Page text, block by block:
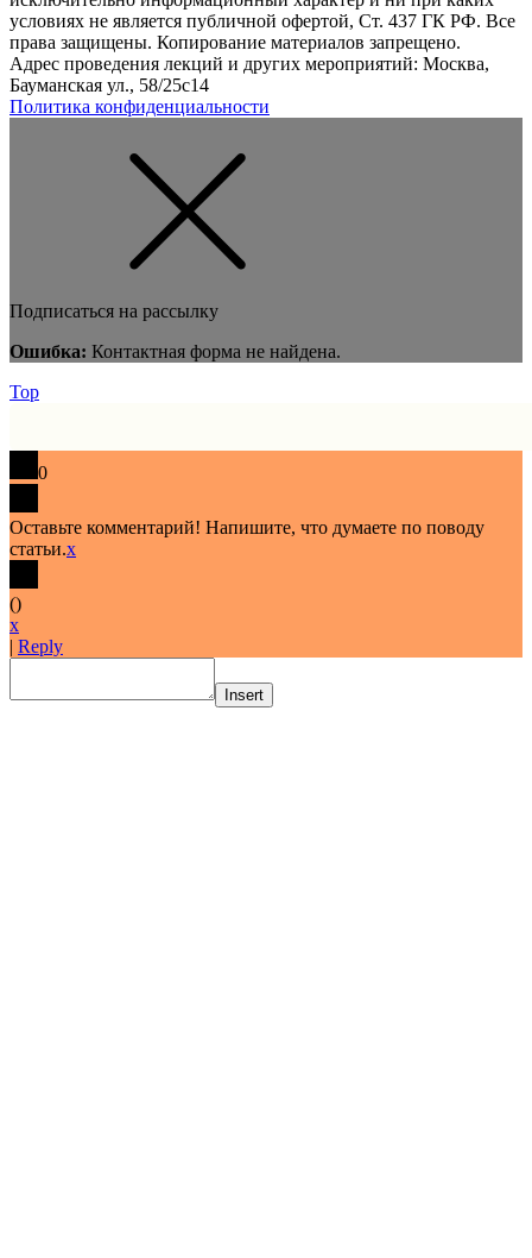
условиях не является публичной офертой, Ст. 437 ГК РФ. Все
права защищены. Копирование материалов запрещено.
Адрес проведения лекций и других мероприятий: Москва,
Бауманская ул., 58/25с14
Политика конфиденциальности
Подписаться на рассылку
Ошибка: Контактная форма не найдена.
Top
0
Оставьте комментарий! Напишите, что думаете по поводу
статьи.x
()
x
| Reply
Insert